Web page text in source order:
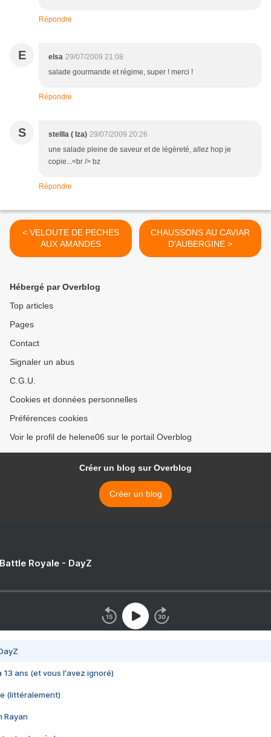
Répondre
E elsa 29/07/2009 21:08
salade gourmande et régime, super ! merci !
Répondre
S stellla ( Iza) 29/07/2009 20:26
une salade pleine de saveur et de légèreté, allez hop je
copie...<br /> bz
Répondre
< VELOUTE DE PECHES
AUX AMANDES
CHAUSSONS AU CAVIAR
D'AUBERGINE >
Hébergé par Overblog
Top articles
Pages
Contact
Signaler un abus
C.G.U.
Cookies et données personnelles
Préférences cookies
Voir le profil de helene06 sur le portail Overblog
Créer un blog sur Overblog
Créer un blog
Royale - DayZ
13 ans (et vous l'avez ignoré)
(littéralement)
Rayan